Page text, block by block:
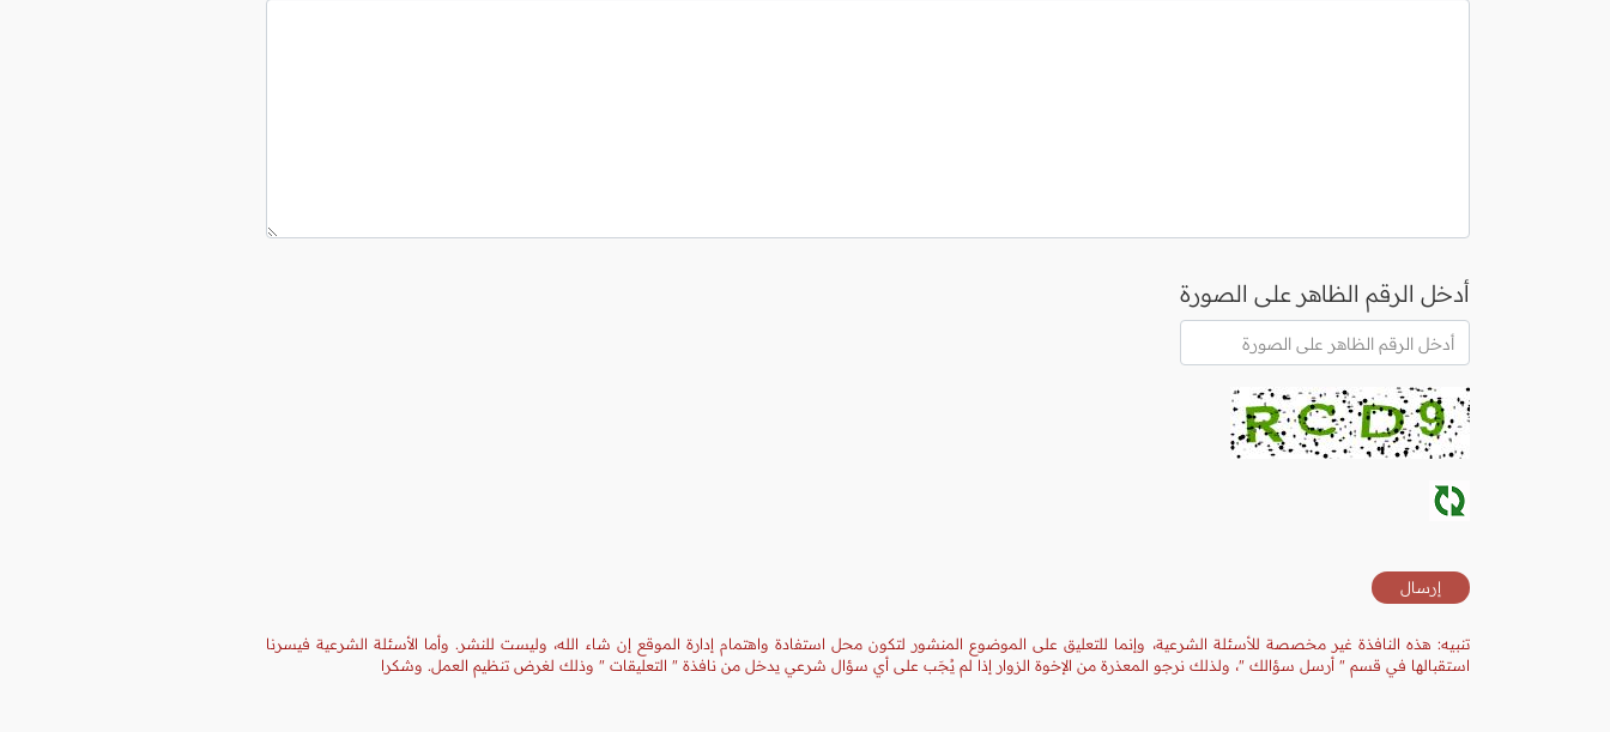
أدخل الرقم الظاهر على الصورة
تنبيه: هذه النافذة غير مخصصة للأسئلة الشرعية، وإنما للتعليق على الموضوع المنشور لتكون محل استفادة واهتمام إدارة الموقع إن شاء الله، وليست للنشر. وأما الأسئلة الشرعية فيسرنا
استقبالها في قسم " أرسل سؤالك "، ولذلك نرجو المعذرة من الإخوة الزوار إذا لم يُجَب على أي سؤال شرعي يدخل من نافذة " التعليقات " وذلك لغرض تنظيم العمل. وشكرا